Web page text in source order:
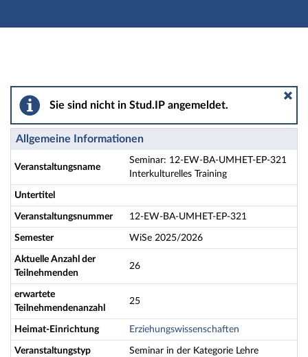
Hauptnavigation
Seminar: 12-EW-BA-UMHET-EP-321 Interkulturelles
Sie sind nicht in Stud.IP angemeldet.
Allgemeine Informationen
Veranstaltungsname
Seminar: 12-EW-BA-UMHET-EP-321
Interkulturelles Training
Untertitel
Veranstaltungsnummer 12-EW-BA-UMHET-EP-321
Semester WiSe 2025/2026
Aktuelle Anzahl der
Teilnehmenden
26
erwartete
Teilnehmendenanzahl
25
Heimat-Einrichtung Erziehungswissenschaften
Veranstaltungstyp Seminar in der Kategorie Lehre